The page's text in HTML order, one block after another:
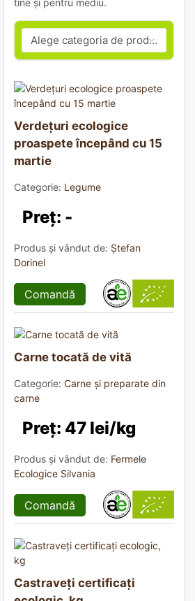
tine și pentru mediu.
Verdețuri ecologice
proaspete începând cu 15
martie
Categorie: Legume
Preț: -
Produs și vândut de: Ștefan
Dorinel
Comandă
Carne tocată de vită
Categorie: Carne și preparate din
carne
Preț: 47 lei/kg
Produs și vândut de: Fermele
Ecologice Silvania
Comandă
Castraveți certificați